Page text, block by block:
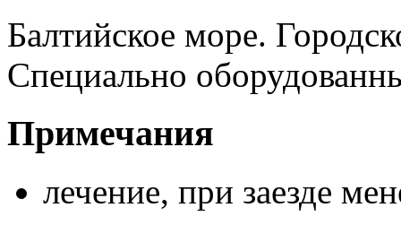
Балтийское море.
Специально
Примечания
лечение, при заезде